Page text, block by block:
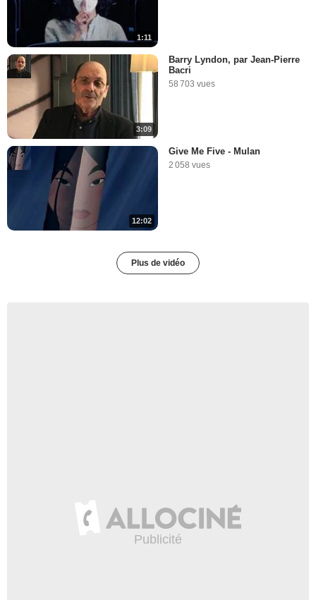
1:11
3:09
Barry Lyndon, par Jean-Pierre
Bacri
58 703 vues
12:02
Give Me Five - Mulan
2 058 vues
Plus de vidéo